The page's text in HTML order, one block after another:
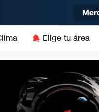
Elige tu área